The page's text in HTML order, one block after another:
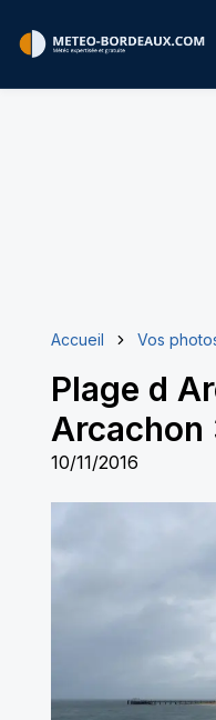
Accueil Vos
Plage d
Arcachon
10/11/2016